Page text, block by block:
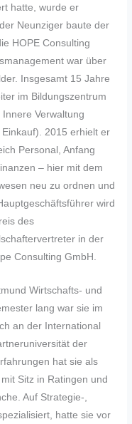
hatte, wurde er
Neunziger baute der
HOPE Consulting
war über
Insgesamt 15 Jahre
im Bildungszentrum
Verwaltung
2015 erhielt er
Personal, Anfang
– hier mit dem
neu zu ordnen und
wird
des
in der
Consulting GmbH.
Wirtschafts- und
lang war sie im
an der International
der
hat sie als
Sitz in Ratingen und
Auf Strategie-,
hatte sie vor